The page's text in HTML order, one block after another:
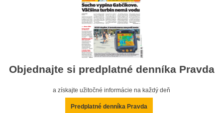
Objednajte si predplatné denníka Pravda
a získajte užitočné informácie na každý deň
Predplatné denníka Pravda